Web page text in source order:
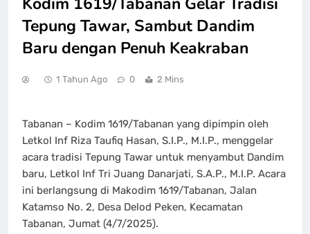
Tepung Tawar, Sambut Dandim
Baru dengan Penuh Keakraban
1 Tahun Ago 0 2 Mins
Tabanan – Kodim 1619/Tabanan yang dipimpin oleh
Letkol Inf Riza Taufiq Hasan, S.I.P., M.I.P., menggelar
acara tradisi Tepung Tawar untuk menyambut Dandim
baru, Letkol Inf Tri Juang Danarjati, S.A.P., M.I.P. Acara
ini berlangsung di Makodim 1619/Tabanan, Jalan
Katamso No. 2, Desa Delod Peken, Kecamatan
Tabanan, Jumat (4/7/2025).